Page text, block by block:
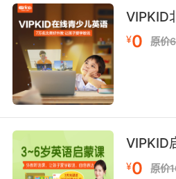
然后我会解开你 然后我们
8. The retied tubes
themselves.
这些重新扎好的管子不知怎
9. If you just untie me, I
如果你给我松绑 我保证不会
VIPKID
¥0 原价
VIPKID
¥0 原价